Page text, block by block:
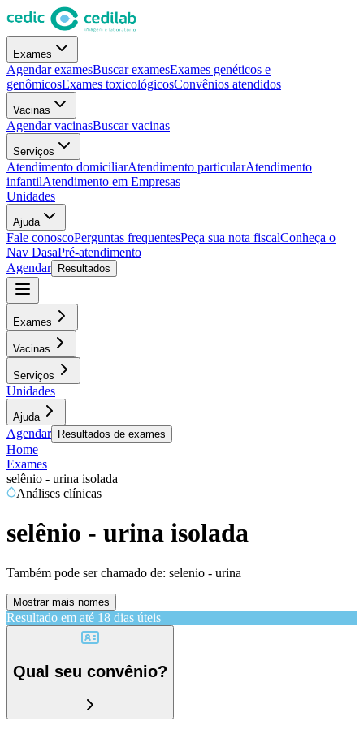
Exames
Agendar examesBuscar examesExames genéticos e
genômicosExames toxicológicosConvênios atendidos
Vacinas
Agendar vacinasBuscar vacinas
Serviços
Atendimento domiciliarAtendimento particularAtendimento
infantilAtendimento em Empresas
Unidades
Ajuda
Fale conoscoPerguntas frequentesPeça sua nota fiscalConheça o
Nav DasaPré-atendimento
Agendar
Resultados
Exames
Vacinas
Serviços
Unidades
Ajuda
Agendar Resultados de exames
Home
Exames
selênio - urina isolada
Análises clínicas
selênio - urina isolada
Também pode ser chamado de: selenio - urina
Mostrar mais nomes
Resultado em até 18 dias úteis
Qual seu convênio?